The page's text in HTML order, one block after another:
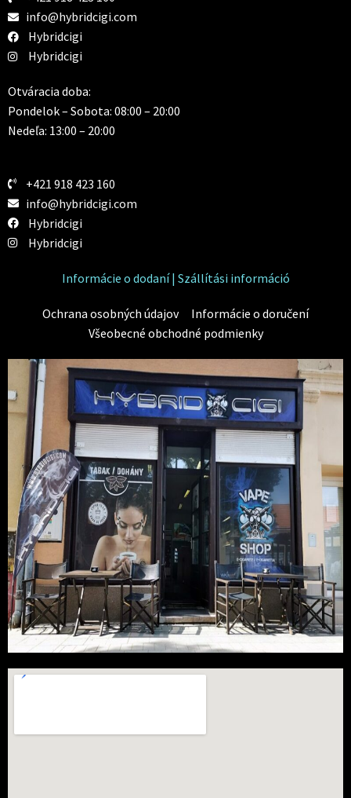
info@hybridcigi.com
Hybridcigi
Hybridcigi
Otváracia doba:
Pondelok – Sobota: 08:00 – 20:00
Nedeľa: 13:00 – 20:00
+421 918 423 160
info@hybridcigi.com
Hybridcigi
Hybridcigi
Informácie o dodaní | Szállítási információ
Ochrana osobných údajov
Informácie o doručení
Všeobecné obchodné podmienky